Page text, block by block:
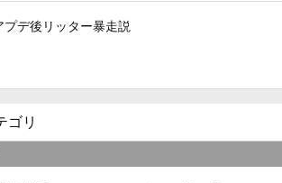
プデ後リッター暴走説
ゴリ